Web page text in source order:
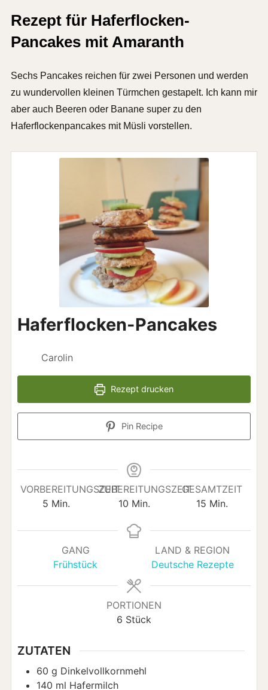
Rezept für Haferflocken-
Pancakes mit Amaranth
Sechs Pancakes reichen für zwei Personen und werden
zu wundervollen kleinen Türmchen gestapelt. Ich kann mir
aber auch Beeren oder Banane super zu den
Haferflockenpancakes mit Müsli vorstellen.
Haferflocken-Pancakes
Carolin
Rezept drucken
Pin Recipe
VORBEREITUNGSZEIT
5Minuten
Min.
ZUBEREITUNGSZEIT
10Minuten
Min.
GESAMTZEIT
15Minuten
Min.
GANG
Frühstück
LAND & REGION
Deutsche Rezepte
PORTIONEN
6 Stück
ZUTATEN
60 g Dinkelvollkornmehl
140 ml Hafermilch